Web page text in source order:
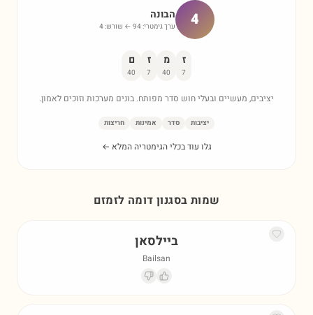
4 הבונה
ערך גימטרי: 94 ← שורש: 4
ז
7
מ
40
ז
7
ם
40
יציבים, מעשיים ובעלי חוש סדר מפותח. בונים מערכות וזוכים לאמון.
יציבות סדר אמינות חריצות
גלו עוד בכלי הגימטריה המלא ←
שמות בסגנון דומה לזמזם
ביילסאן
Bailsan